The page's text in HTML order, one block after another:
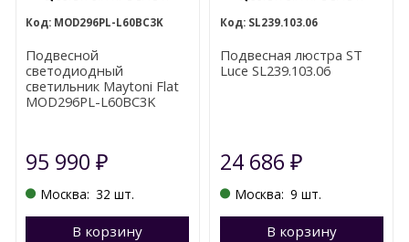
MOD296PL-L60BC3K
Подвесной
светодиодный
светильник Maytoni Flat
MOD296PL-L60BC3K
95 990₽
Москва: 32 шт.
В корзину Перейти в корзину
SL239.103.06
Подвесная люстра ST
Luce SL239.103.06
24 686 ₽
Москва: 9 шт.
В корзину